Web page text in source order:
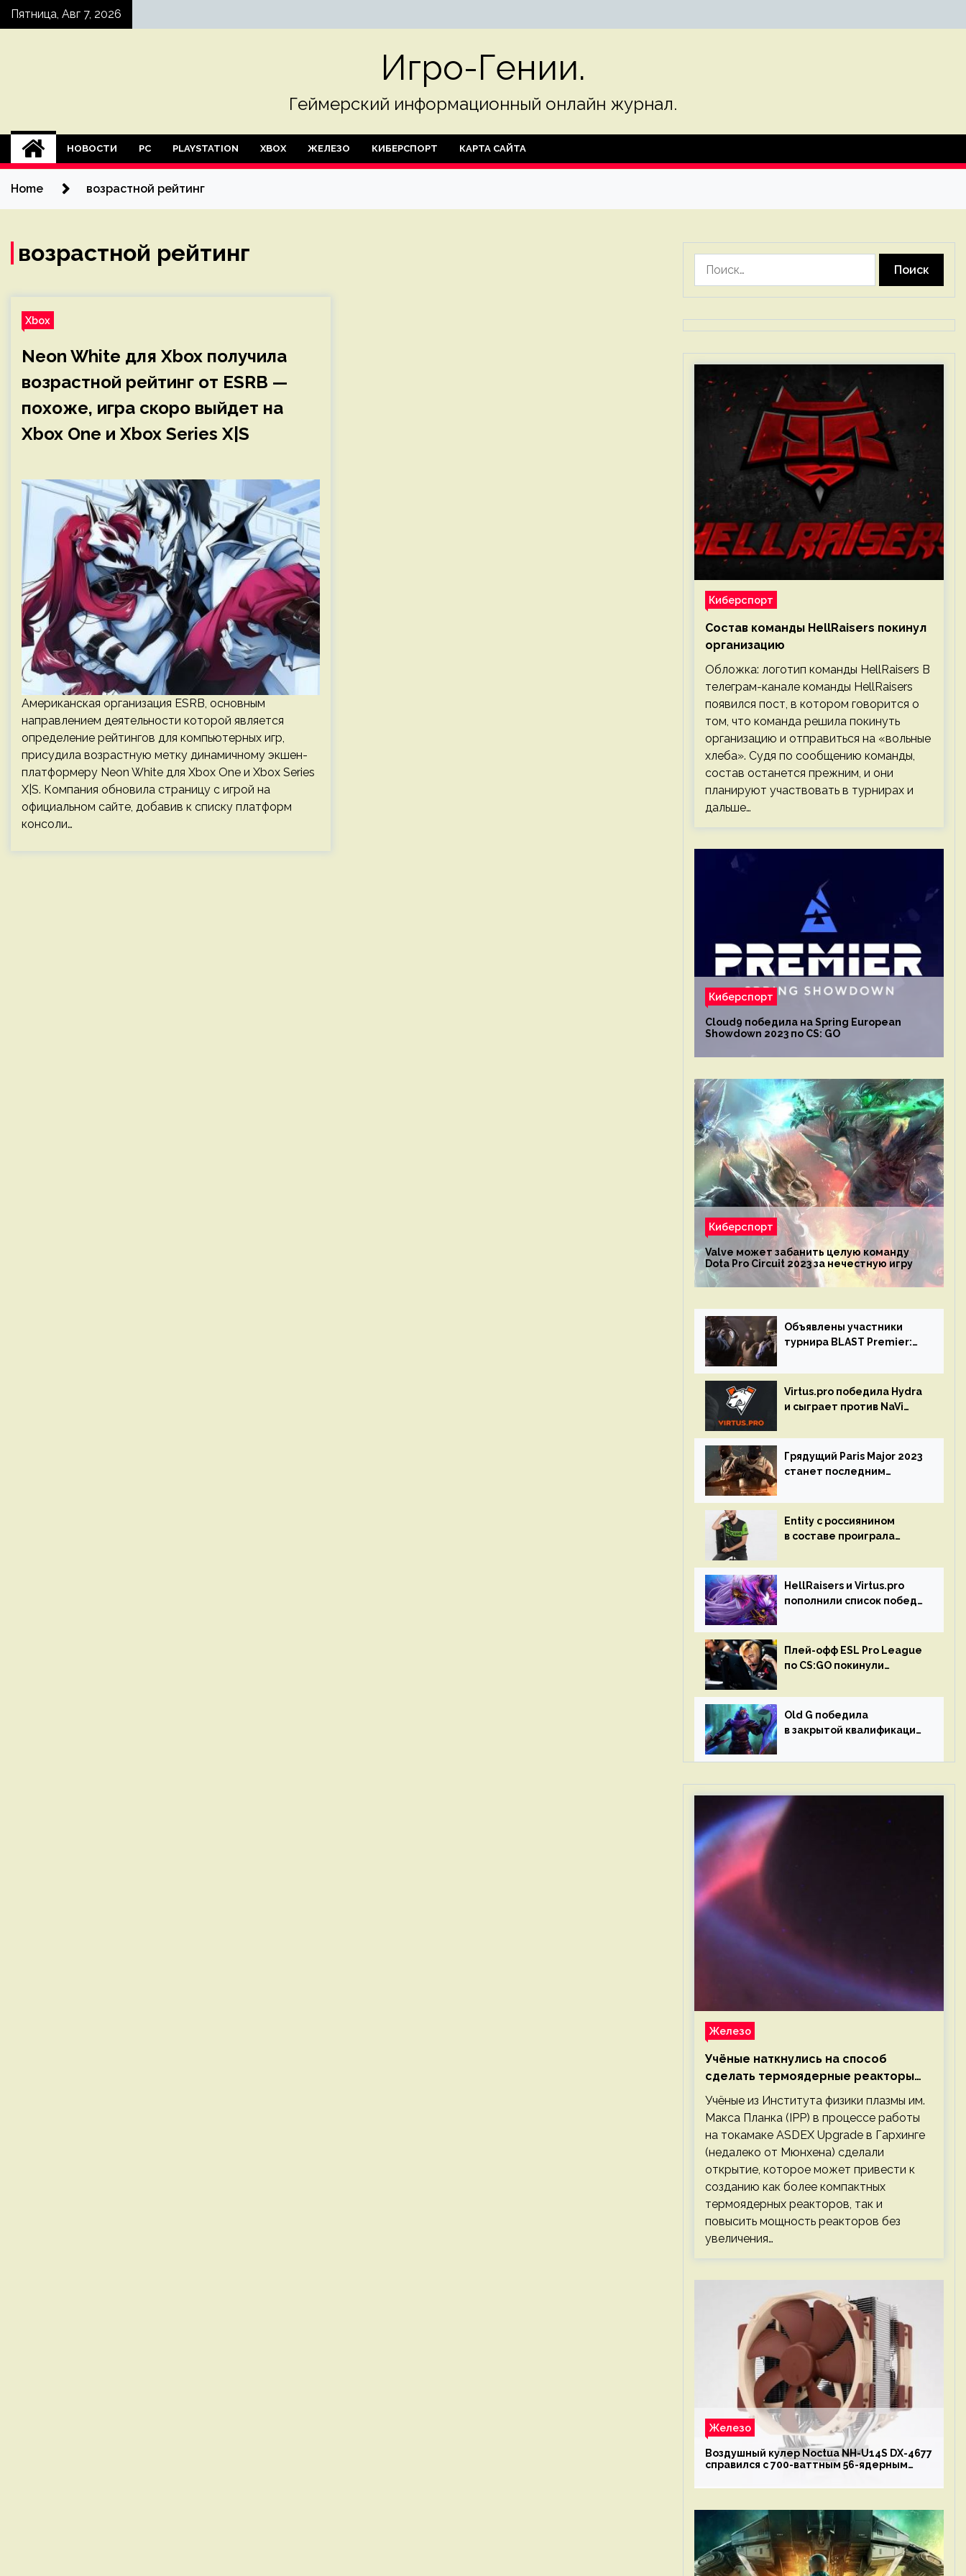
SkipПятница, Авг 7, 2026
Игро-Гении.
Геймерский информационный онлайн журнал.
НОВОСТИ PC PLAYSTATION XBOX ЖЕЛЕЗО КИБЕРСПОРТ КАРТА САЙТА
Home возрастной рейтинг
возрастной рейтинг
Xbox
Neon White для Xbox получила
возрастной рейтинг от ESRB —
похоже, игра скоро выйдет на
Xbox One и Xbox Series X|S
Американская организация ESRB, основным
направлением деятельности которой является
определение рейтингов для компьютерных игр,
присудила возрастную метку динамичному экшен-
платформеру Neon White для Xbox One и Xbox Series
X|S. Компания обновила страницу с игрой на
официальном сайте, добавив к списку платформ
консоли…
Киберспорт
Состав команды HellRaisers покинул
организацию
Обложка: логотип команды HellRaisers В
телеграм-канале команды HellRaisers
появился пост, в котором говорится о
том, что команда решила покинуть
организацию и отправиться на «вольные
хлеба». Судя по сообщению команды,
состав останется прежним, и они
планируют участвовать в турнирах и
дальше…
Киберспорт
Cloud9 победила на Spring European
Showdown 2023 по CS: GO
Киберспорт
Valve может забанить целую команду
Dota Pro Circuit 2023 за нечестную игру
Объявлены участники
турнира BLAST Premier:
Virtus.pro победила Hydra
и сыграет против NaVi
Circuit
Грядущий Paris Major 2023
станет последним
GO
Entity с россиянином
в составе проиграла
Circuit 2023
HellRaisers и Virtus.pro
пополнили список побед
Плей-офф ESL Pro League
по CS:GO покинули
Old G победила
в закрытой квалификации
Западной Европы
Железо
Учёные наткнулись на способ
сделать термоядерные реакторы
более компактными или мощными
Учёные из Института физики плазмы им.
Макса Планка (IPP) в процессе работы
на токамаке ASDEX Upgrade в Гархинге
(недалеко от Мюнхена) сделали
открытие, которое может привести к
созданию как более компактных
термоядерных реакторов, так и
повысить мощность реакторов без
увеличения…
Железо
Воздушный кулер Noctua NH-U14S DX-4677
справился с 700-ваттным 56-ядерным